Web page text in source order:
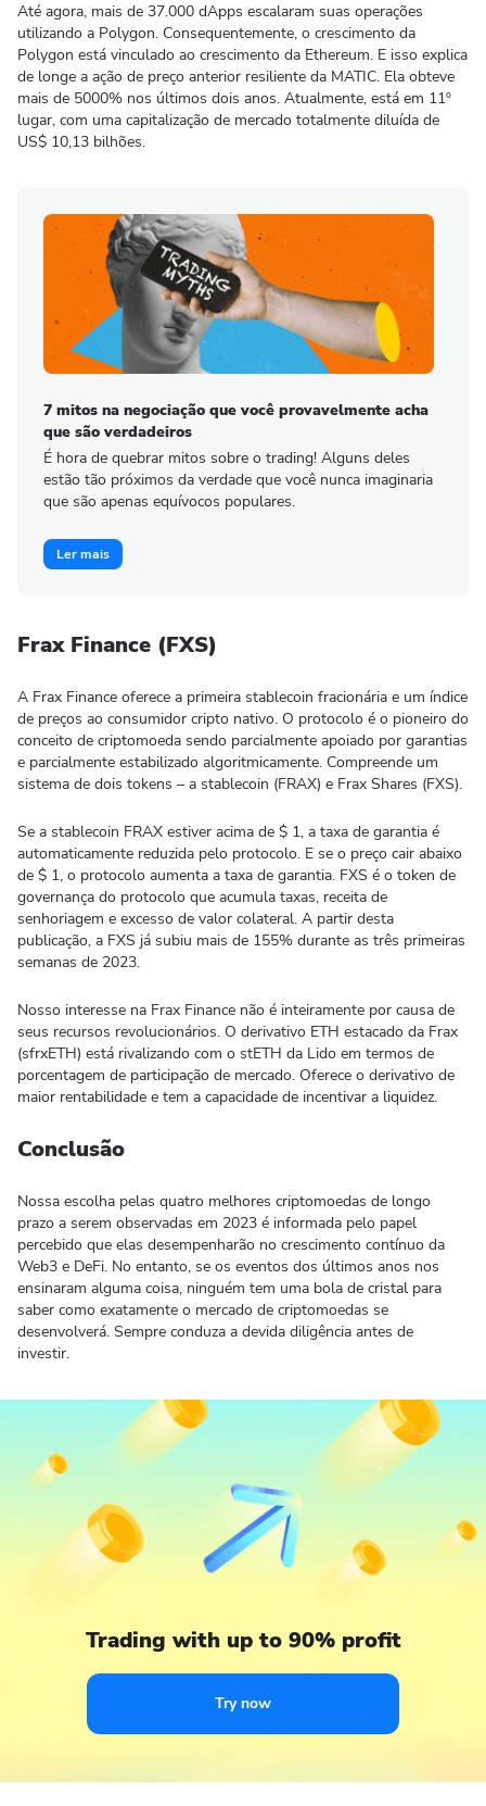
Até agora, mais de 37.000 dApps escalaram suas operações
utilizando a Polygon. Consequentemente, o crescimento da
Polygon está vinculado ao crescimento da Ethereum. E isso explica
de longe a ação de preço anterior resiliente da MATIC. Ela obteve
mais de 5000% nos últimos dois anos. Atualmente, está em 11º
lugar, com uma capitalização de mercado totalmente diluída de
US$ 10,13 bilhões.
7 mitos na negociação que você provavelmente acha
que são verdadeiros
É hora de quebrar mitos sobre o trading! Alguns deles
estão tão próximos da verdade que você nunca imaginaria
que são apenas equívocos populares.
Ler mais
Frax Finance (FXS)
A Frax Finance oferece a primeira stablecoin fracionária e um índice
de preços ao consumidor cripto nativo. O protocolo é o pioneiro do
conceito de criptomoeda sendo parcialmente apoiado por garantias
e parcialmente estabilizado algoritmicamente. Compreende um
sistema de dois tokens – a stablecoin (FRAX) e Frax Shares (FXS).
Se a stablecoin FRAX estiver acima de $ 1, a taxa de garantia é
automaticamente reduzida pelo protocolo. E se o preço cair abaixo
de $ 1, o protocolo aumenta a taxa de garantia. FXS é o token de
governança do protocolo que acumula taxas, receita de
senhoriagem e excesso de valor colateral. A partir desta
publicação, a FXS já subiu mais de 155% durante as três primeiras
semanas de 2023.
Nosso interesse na Frax Finance não é inteiramente por causa de
seus recursos revolucionários. O derivativo ETH estacado da Frax
(sfrxETH) está rivalizando com o stETH da Lido em termos de
porcentagem de participação de mercado. Oferece o derivativo de
maior rentabilidade e tem a capacidade de incentivar a liquidez.
Conclusão
Nossa escolha pelas quatro melhores criptomoedas de longo
prazo a serem observadas em 2023 é informada pelo papel
percebido que elas desempenharão no crescimento contínuo da
Web3 e DeFi. No entanto, se os eventos dos últimos anos nos
ensinaram alguma coisa, ninguém tem uma bola de cristal para
saber como exatamente o mercado de criptomoedas se
desenvolverá. Sempre conduza a devida diligência antes de
investir.
Trading with up to 90% profit
Try now